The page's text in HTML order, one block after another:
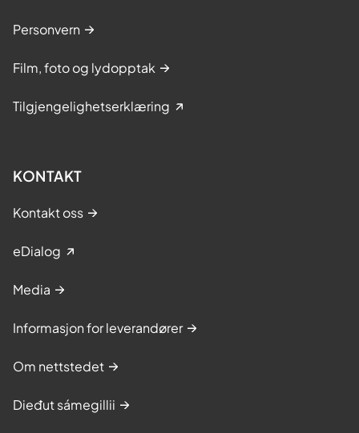
Personvern
Film, foto og lydopptak
Tilgjengelighetserklæring
KONTAKT
Kontakt oss
eDialog
Media
Informasjon for leverandører
Om nettstedet
Dieđut sámegillii